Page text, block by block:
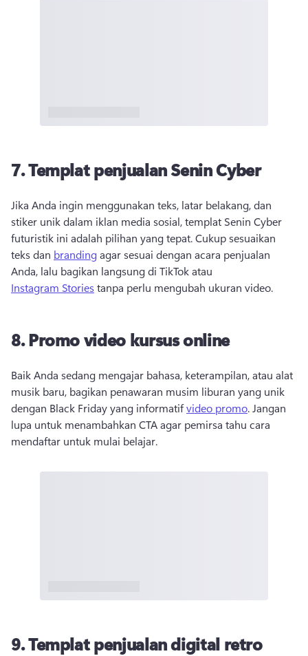
7. Templat penjualan Senin Cyber
Jika Anda ingin menggunakan teks, latar belakang, dan
stiker unik dalam iklan media sosial, templat Senin Cyber
futuristik ini adalah pilihan yang tepat. Cukup sesuaikan
teks dan branding agar sesuai dengan acara penjualan
Anda, lalu bagikan langsung di TikTok atau
Instagram Stories tanpa perlu mengubah ukuran video.
8. Promo video kursus online
Baik Anda sedang mengajar bahasa, keterampilan, atau alat
musik baru, bagikan penawaran musim liburan yang unik
dengan Black Friday yang informatif video promo. Jangan
lupa untuk menambahkan CTA agar pemirsa tahu cara
mendaftar untuk mulai belajar.
9. Templat penjualan digital retro